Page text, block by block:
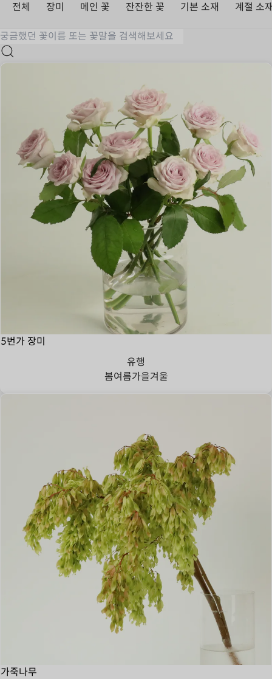
전체 장미 메인 꽃 잔잔한 꽃 기본 소재 계절 소
5번가 장미
유행
봄여름가을겨울
가죽나무